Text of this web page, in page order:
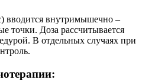
вводится внутримышечно –
точки. Доза рассчитывается
В отдельных случаях при